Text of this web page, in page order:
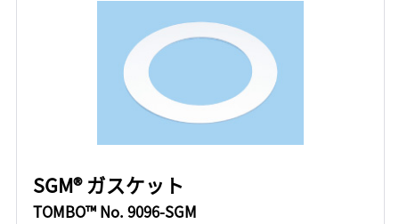
SGM® ガスケット
TOMBO™ No. 9096-SGM